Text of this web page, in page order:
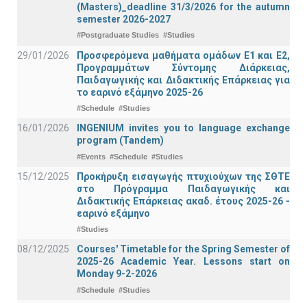
(Masters)_deadline 31/3/2026 for the autumn
semester 2026-2027
#Postgraduate Studies #Studies
29/01/2026
Προσφερόμενα μαθήματα ομάδων Ε1 και Ε2,
Προγραμμάτων Σύντομης Διάρκειας,
Παιδαγωγικής και Διδακτικής Επάρκειας για
το εαρινό εξάμηνο 2025-26
#Schedule #Studies
16/01/2026
INGENIUM invites you to language exchange
program (Tandem)
#Events #Schedule #Studies
15/12/2025
Προκήρυξη εισαγωγής πτυχιούχων της ΣΘΤΕ
στο Πρόγραμμα Παιδαγωγικής και
Διδακτικής Επάρκειας ακαδ. έτους 2025-26 -
εαρινό εξάμηνο
#Studies
08/12/2025
Courses' Timetable for the Spring Semester of
2025-26 Academic Year. Lessons start on
Monday 9-2-2026
#Schedule #Studies